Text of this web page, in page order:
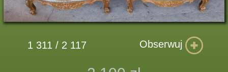
1 311 / 2 117 Obserwuj